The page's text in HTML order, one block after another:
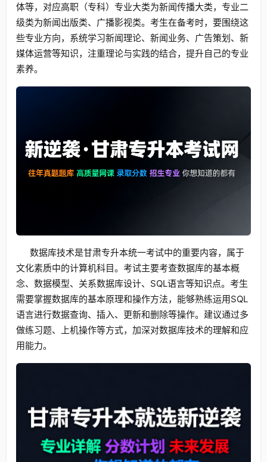
体等，对应高职（专科）专业大类为新闻传播大类，专业二
级类为新闻出版类、广播影视类。考生在备考时，要围绕这
些专业方向，系统学习新闻理论、新闻业务、广告策划、新
媒体运营等知识，注重理论与实践的结合，提升自己的专业
素养。
数据库技术是甘肃专升本统一考试中的重要内容，属于
文化素质中的计算机科目。考试主要考查数据库的基本概
念、数据模型、关系数据库设计、SQL语言等知识点。考生
需要掌握数据库的基本原理和操作方法，能够熟练运用SQL
语言进行数据查询、插入、更新和删除等操作。建议通过多
做练习题、上机操作等方式，加深对数据库技术的理解和应
用能力。